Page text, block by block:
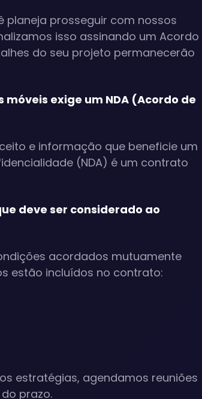
planeja prosseguir com nossos
isso assinando um Acordo
do seu projeto permanecerão
exige um NDA (Acordo de
e informação que beneficie um
(NDA) é um contrato
deve ser considerado ao
acordados mutuamente
estão incluídos no contrato:
estratégias, agendamos reuniões
prazo.